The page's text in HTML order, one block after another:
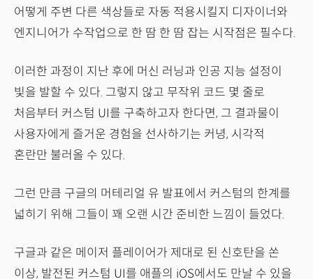
어떻게 주변 다른 색상들로 자동 적용시킬지 디자이너와
엔지니어가 수작업으로 한 땀 한 땀 잡는 시작점은 필수다.
이러한 과정이 지난 후에 머신 러닝과 인공 지능 설정이
빛을 발할 수 있다. 그렇지 않고 무작위 코드 몇 줄로
처음부터 커스텀 UI를 구축하고자 한다면, 그 결과물이
사용자에게 즐거운 경험을 선사하기는 커녕, 시각적
혼란만 불러올 수 있다.
그런 만큼 구글의 머테리얼 유 발표에서 커스텀의 한계를
넓히기 위해 그들이 꽤 오랜 시간 준비한 느낌이 들었다.
구글과 같은 메이저 플레이어가 제대로 된 신호탄을 쏜
이상, 발전된 커스텀 UI를 애플의 iOS에서도 만날 수 있을